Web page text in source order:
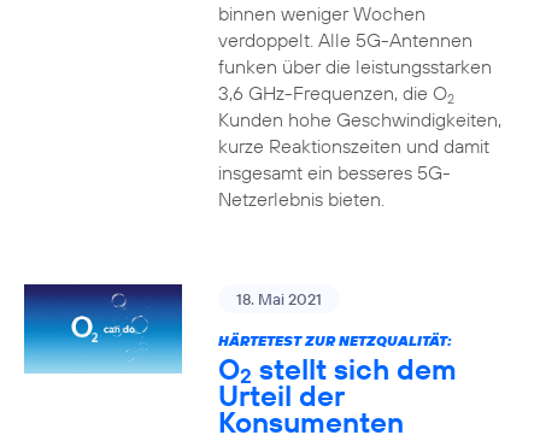
binnen weniger Wochen
verdoppelt. Alle 5G-Antennen
funken über die leistungsstarken
3,6 GHz-Frequenzen, die O2
Kunden hohe Geschwindigkeiten,
kurze Reaktionszeiten und damit
insgesamt ein besseres 5G-
Netzerlebnis bieten.
18. Mai 2021
HÄRTETEST ZUR NETZQUALITÄT:
O2 stellt sich dem
Urteil der
Konsumenten